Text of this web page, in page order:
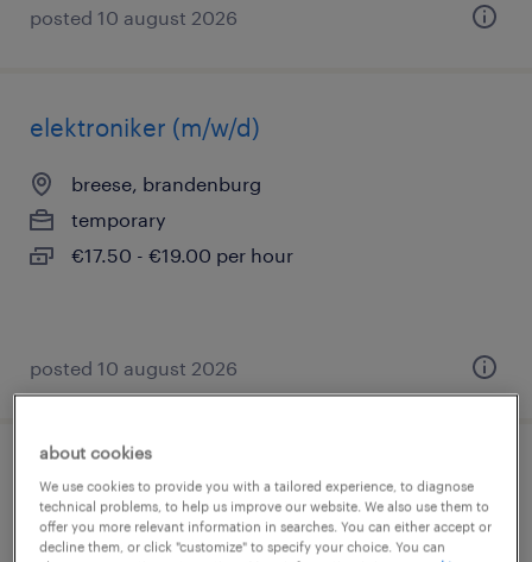
posted 10 august 2026
elektroniker (m/w/d)
breese, brandenburg
temporary
€17.50 - €19.00 per hour
posted 10 august 2026
elektroniker prüffeld (m/w/d)
hamburg, hamburg
about cookies
We use cookies to provide you with a tailored experience, to diagnose
technical problems, to help us improve our website. We also use them to
offer you more relevant information in searches. You can either accept or
decline them, or click "customize" to specify your choice. You can